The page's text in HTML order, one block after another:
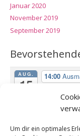
Um dir ein optimales
Januar 2020
November 2019
September 2019
AUG.
15
14:00
So.
11:30